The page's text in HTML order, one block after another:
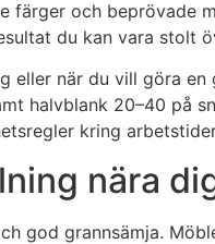
färger och beprövade
du kan vara stolt
när du vill göra
halvblank 20–40 på
kring
nära
god grannsämja.